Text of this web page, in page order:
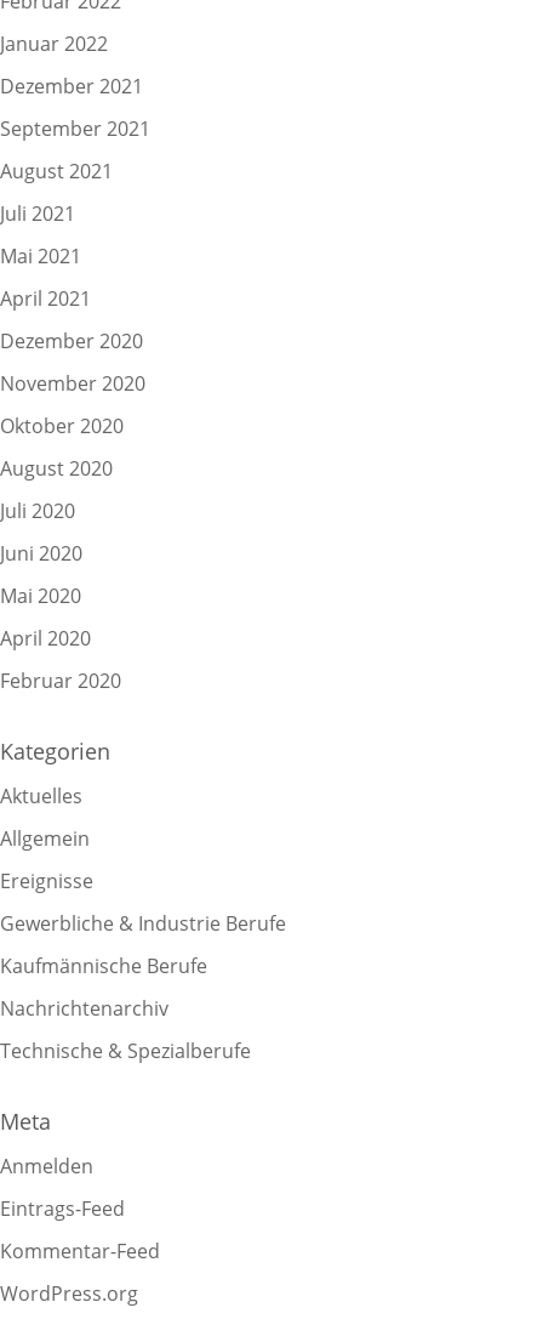
Januar 2022
Dezember 2021
September 2021
August 2021
Juli 2021
Mai 2021
April 2021
Dezember 2020
November 2020
Oktober 2020
August 2020
Juli 2020
Juni 2020
Mai 2020
April 2020
Februar 2020
Kategorien
Aktuelles
Allgemein
Ereignisse
Gewerbliche & Industrie Berufe
Kaufmännische Berufe
Nachrichtenarchiv
Technische & Spezialberufe
Meta
Anmelden
Eintrags-Feed
Kommentar-Feed
WordPress.org